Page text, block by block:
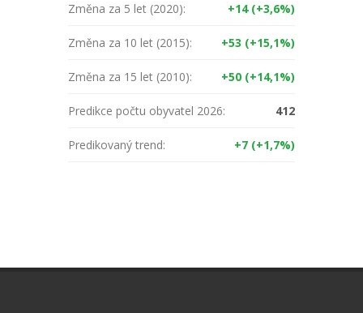
Změna za 5 let (2020): +14 (+3,6%)
Změna za 10 let (2015): +53 (+15,1%)
Změna za 15 let (2010): +50 (+14,1%)
Predikce počtu obyvatel 2026: 412
Predikovaný trend: +7 (+1,7%)